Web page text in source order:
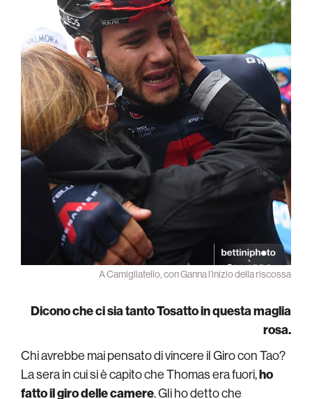
A Camigliatello, con Ganna l’inizio della riscossa
Dicono che ci sia tanto Tosatto in questa maglia
rosa.
Chi avrebbe mai pensato di vincere il Giro con Tao?
La sera in cui si è capito che Thomas era fuori,ho
fatto il giro delle camere. Gli ho detto che